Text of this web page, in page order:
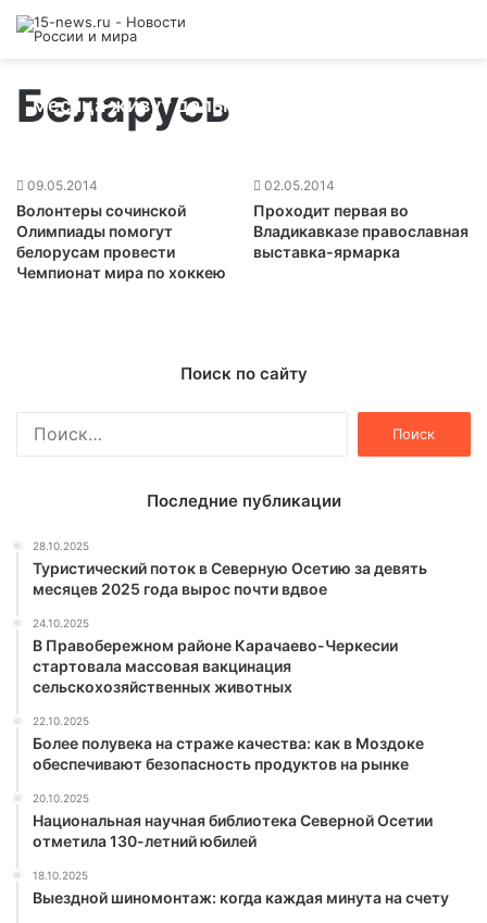
Беларусь
месяца живут дальнобойщики
09.05.2014
Волонтеры сочинской
Олимпиады помогут
белорусам провести
Чемпионат мира по хоккею
02.05.2014
Проходит первая во
Владикавказе православная
выставка-ярмарка
Поиск по сайту
Последние публикации
28.10.2025
Туристический поток в Северную Осетию за девять
месяцев 2025 года вырос почти вдвое
24.10.2025
В Правобережном районе Карачаево-Черкесии
стартовала массовая вакцинация
сельскохозяйственных животных
22.10.2025
Более полувека на страже качества: как в Моздоке
обеспечивают безопасность продуктов на рынке
20.10.2025
Национальная научная библиотека Северной Осетии
отметила 130-летний юбилей
18.10.2025
Выездной шиномонтаж: когда каждая минута на счету